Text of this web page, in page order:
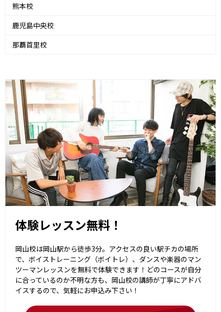
熊本校
鹿児島中央校
那覇首里校
体験レッスン無料！
岡山校は岡山駅から徒歩3分。アクセスの良い駅チカの場所
で、ボイストレーニング（ボイトレ）、ダンスや楽器のマン
ツーマンレッスンを無料で体験できます！どのコースが自分
に合っているのか不明な方も、岡山校の講師が丁寧にアドバ
イスするので、気軽にお申込み下さい！